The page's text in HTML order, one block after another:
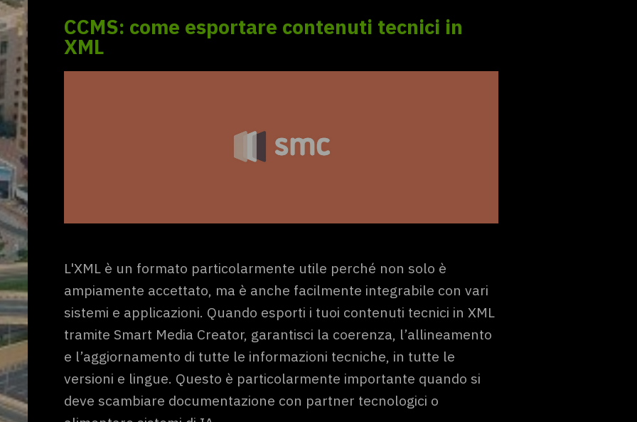
CCMS: come esportare contenuti tecnici in
XML
L'XML è un formato particolarmente utile perché non solo è
ampiamente accettato, ma è anche facilmente integrabile con vari
sistemi e applicazioni. Quando esporti i tuoi contenuti tecnici in XML
tramite Smart Media Creator, garantisci la coerenza, l’allineamento
e l’aggiornamento di tutte le informazioni tecniche, in tutte le
versioni e lingue. Questo è particolarmente importante quando si
deve scambiare documentazione con partner tecnologici o